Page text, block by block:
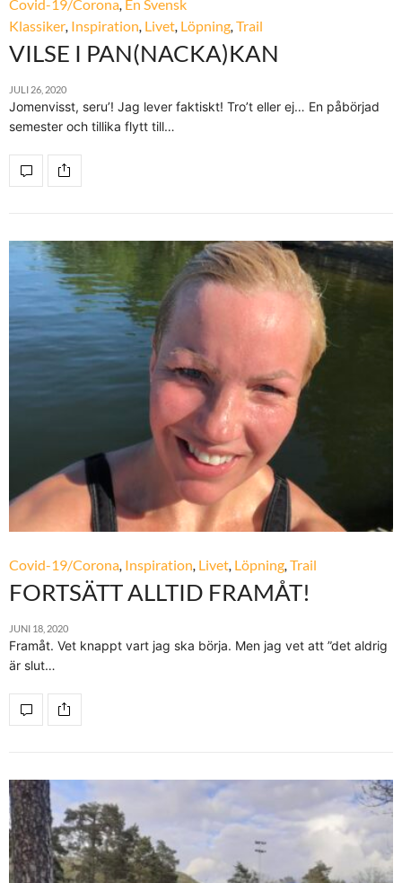
Covid-19/Corona, En Svensk
Klassiker, Inspiration, Livet, Löpning,Trail
VILSE I PAN(NACKA)KAN
JULI 26, 2020
Jomenvisst, seru’! Jag lever faktiskt! Tro’t eller ej… En påbörjad
semester och tillika flytt till…
Covid-19/Corona Inspiration Livet Löpning Trail
FORTSÄTT ALLTID FRAMÅT!
JUNI 18, 2020
Framåt. Vet knappt vart jag ska börja. Men jag vet att ”det aldrig
är slut…